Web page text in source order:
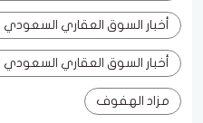
أخبار السوق العقاري
أخبار السوق العقاري
مزاد الهفوف